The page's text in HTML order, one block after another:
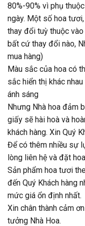
80%-90% vì phụ
ngày. Một số hoa
thay đổi tuỳ thuộc
bất cứ thay đổi nào,
mua hàng)
Màu sắc của hoa có
sắc hiển thị khác
ánh sáng
Nhưng Nhà hoa đảm
giấy sẽ hài hoà và
khách hàng. Xin Quý
Để có thêm nhiều sự
lòng liên hệ và đặt
Sản phẩm hoa tươi
đến Quý Khách hàng
mức giá ổn định nhất.
Xin chân thành cảm
tưởng Nhà Hoa.